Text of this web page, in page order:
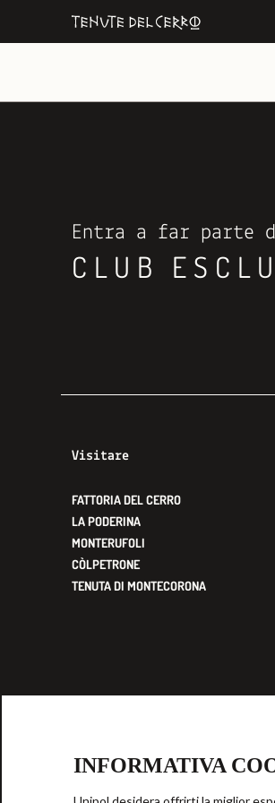
Entra a far parte
CLUB
Visitare
FATTORIA DEL CERRO
LA PODERINA
MONTERUFOLI
CÒLPETRONE
TENUTA DI MONTECORONA
CookiePrivacyMogPolitica-
INFORMATIVA